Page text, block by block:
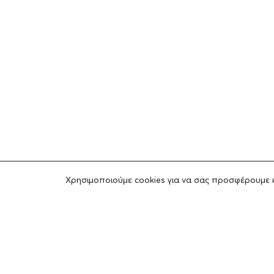
Χρησιμοποιούμε cookies για να σας προσφέρουμε